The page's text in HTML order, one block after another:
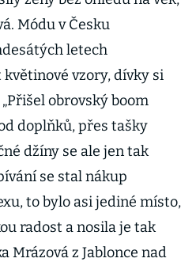
Módu v Česku
letech
vzory, dívky si
obrovský boom
doplňků, přes tašky
džíny se ale jen tak
se stal nákup
to bylo asi jediné místo,
radost a nosila je tak
Mrázová z Jablonce nad